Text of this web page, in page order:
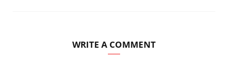
WRITE A COMMENT